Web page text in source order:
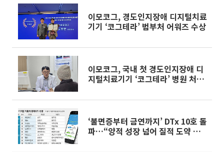
이모코그, 경도인지장애 디지털치료
기기 ‘코그테라’ 범부처 어워즈 수상
이모코그, 국내 첫 경도인지장애 디
지털치료기기 ‘코그테라’ 병원 처방
‘불면증부터 금연까지’ DTx 10호 돌
파…“양적 성장 넘어 질적 도약 필